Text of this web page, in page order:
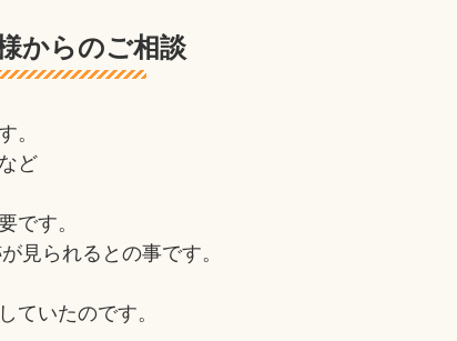
からのご相談
。
ど
です。
見られるとの事です。
ていたのです。